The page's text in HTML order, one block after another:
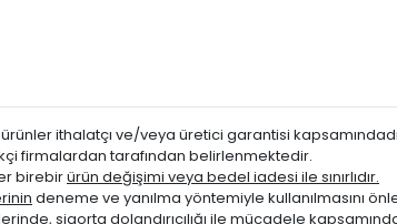
ithalatçı ve/veya üretici garantisi
firmalardan tarafından belirlenmektedir.
birebirürün değişimi veya bedel iadesi ile sınırlıdır.
deneme ve yanılma yöntemiyle kullanılmasını
, sigorta dolandırıcılığı ile mücadele